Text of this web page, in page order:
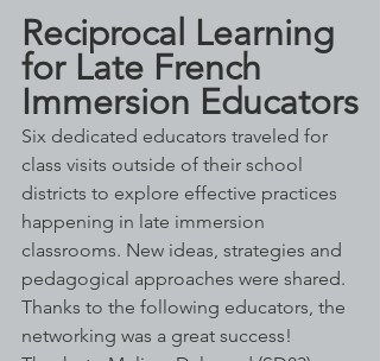
Reciprocal Learning
for Late French
Immersion Educators
Six dedicated educators traveled for
class visits outside of their school
districts to explore effective practices
happening in late immersion
classrooms. New ideas, strategies and
pedagogical approaches were shared.
Thanks to the following educators, the
networking was a great success!